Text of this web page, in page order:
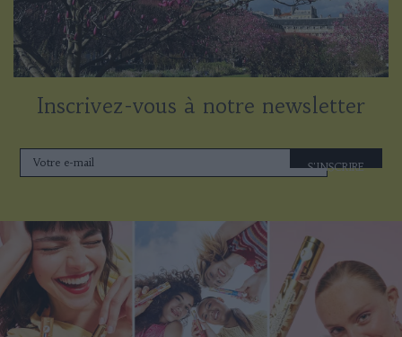
Inscrivez-vous à notre newsletter
S'INSCRIRE